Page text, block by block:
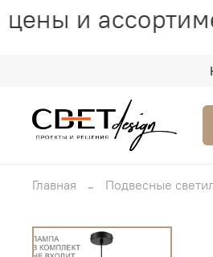
и
Главная Подвесные